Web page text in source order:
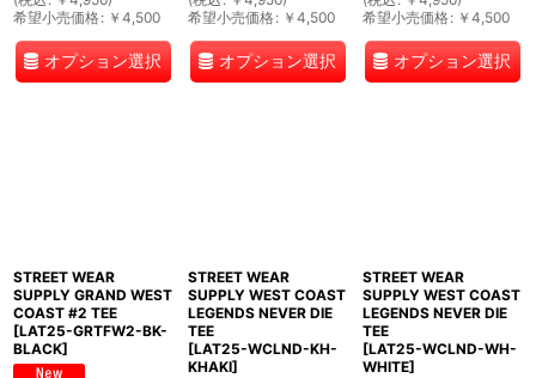
希望小売価格: ￥ 4,500
オプション選択
希望小売価格: ￥ 4,500
オプション選択
希望小売価格: ￥ 4,500
オプション選択
STREET WEAR
SUPPLY GRAND WEST
COAST #2 TEE
[LAT25-GRTFW2-BK-
BLACK]
STREET WEAR
SUPPLY WEST COAST
LEGENDS NEVER DIE
TEE
[LAT25-WCLND-KH-
KHAKI]
STREET WEAR
SUPPLY WEST COAST
LEGENDS NEVER DIE
TEE
[LAT25-WCLND-WH-
WHITE]